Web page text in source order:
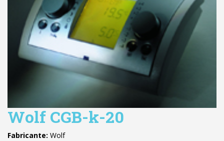
Wolf CGB-k-20
Fabricante: Wolf